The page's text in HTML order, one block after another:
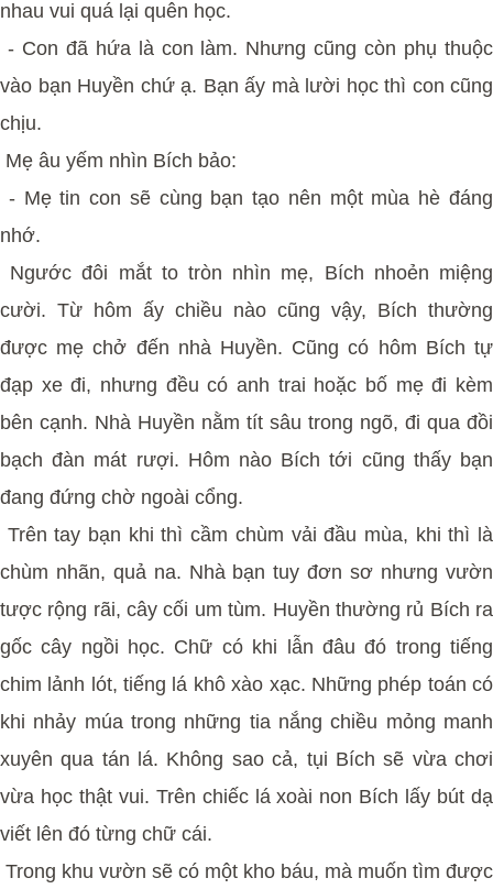
nhau vui quá lại quên học.
- Con đã hứa là con làm. Nhưng cũng còn phụ thuộc
vào bạn Huyền chứ ạ. Bạn ấy mà lười học thì con cũng
chịu.
Mẹ âu yếm nhìn Bích bảo:
- Mẹ tin con sẽ cùng bạn tạo nên một mùa hè đáng
nhớ.
Ngước đôi mắt to tròn nhìn mẹ, Bích nhoẻn miệng
cười. Từ hôm ấy chiều nào cũng vậy, Bích thường
được mẹ chở đến nhà Huyền. Cũng có hôm Bích tự
đạp xe đi, nhưng đều có anh trai hoặc bố mẹ đi kèm
bên cạnh. Nhà Huyền nằm tít sâu trong ngõ, đi qua đồi
bạch đàn mát rượi. Hôm nào Bích tới cũng thấy bạn
đang đứng chờ ngoài cổng.
Trên tay bạn khi thì cầm chùm vải đầu mùa, khi thì là
chùm nhãn, quả na. Nhà bạn tuy đơn sơ nhưng vườn
tược rộng rãi, cây cối um tùm. Huyền thường rủ Bích ra
gốc cây ngồi học. Chữ có khi lẫn đâu đó trong tiếng
chim lảnh lót, tiếng lá khô xào xạc. Những phép toán có
khi nhảy múa trong những tia nắng chiều mỏng manh
xuyên qua tán lá. Không sao cả, tụi Bích sẽ vừa chơi
vừa học thật vui. Trên chiếc lá xoài non Bích lấy bút dạ
viết lên đó từng chữ cái.
Trong khu vườn sẽ có một kho báu, mà muốn tìm được